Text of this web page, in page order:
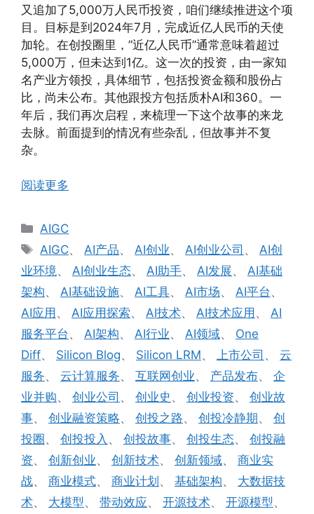
又追加了5,000万人民币投资，咱们继续推进这个项
目。目标是到2024年7月，完成近亿人民币的天使
加轮。在创投圈里，”近亿人民币”通常意味着超过
5,000万，但未达到1亿。这一次的投资，由一家知
名产业方领投，具体细节，包括投资金额和股份占
比，尚未公布。其他跟投方包括质朴AI和360。一
年后，我们再次启程，来梳理一下这个故事的来龙
去脉。前面提到的情况有些杂乱，但故事并不复
杂。
阅读更多
分
类
AIGC
标
签
AIGC、AI产品、AI创业、AI创业公司 、AI创
业环境、 AI创业生态、 AI助手、 AI发展、 AI基础
架构、 AI基础设施、 AI工具、 AI市场、 AI平台 、
AI应用 、 AI应用探索、 AI技术、 AI技术应用 、 AI
服务平台 、 AI架构、 AI行业、 AI领域、 One
Diff、 Silicon Blog、 Silicon LRM、 上市公司 、 云
服务、 云计算服务、 互联网创业、 产品发布、 企
业并购、 创业公司 、 创业史 、 创业投资、 创业故
事、 创业融资策略、 创投之路、 创投冷静期、 创
投圈 、 创投投入 、 创投故事、 创投生态、 创投融
资、 创新创业、 创新技术、 创新领域、 商业实
战、 商业模式、 商业计划 、 基础架构、 大数据技
术、 大模型、 带动效应、 开源技术、 开源模型、